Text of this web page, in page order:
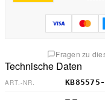
Fragen zu
Technische Daten
ART.-NR.